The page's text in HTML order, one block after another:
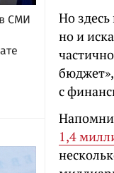
СМИ
Но здесь
но и
с
1,4